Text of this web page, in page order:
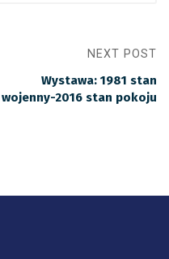
NEXT POST
Wystawa: 1981 stan
wojenny-2016 stan pokoju